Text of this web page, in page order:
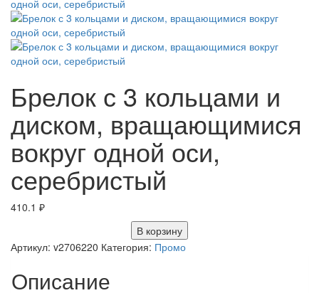
Брелок с 3 кольцами и
диском, вращающимися
вокруг одной оси,
серебристый
410.1 ₽
В корзину
Артикул: v2706220 Категория: Промо
Описание